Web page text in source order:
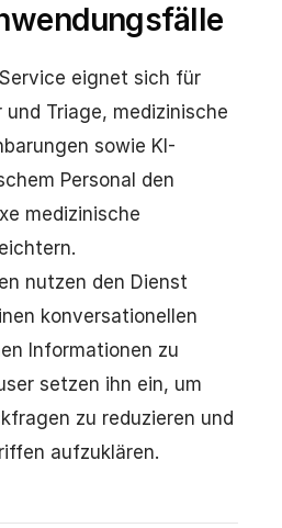
eignet sich für
Triage, medizinische
sowie KI-
Personal den
medizinische
nutzen den Dienst
konversationellen
Informationen zu
setzen ihn ein, um
zu reduzieren und
aufzuklären.